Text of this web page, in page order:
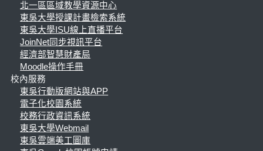
北一區區域教學資源中心
東吳大學授課計畫檢索系統
東吳大學ISU線上直播平台
JoinNet同步視訊平台
經濟部智慧財產局
Moodle操作手冊
校內服務
東吳行動版網站與APP
電子化校園系統
校務行政資訊系統
東吳大學Webmail
東吳雲端美工圖庫